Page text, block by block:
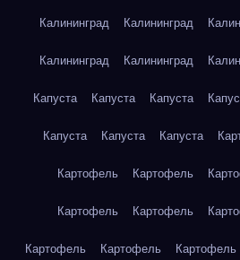
Калининград Калининград
Калининград Калининград
Капуста Капуста Капуста
Капуста Капуста Капуста
Картофель Картофель
Картофель Картофель
Картофель Картофель Картофель